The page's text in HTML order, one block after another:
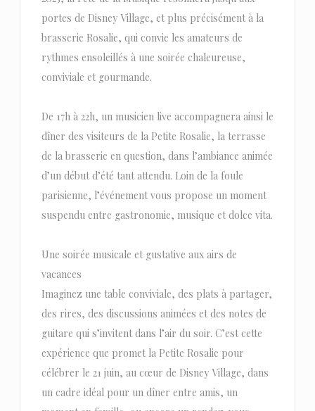
portes de Disney Village, et plus précisément à la
brasserie Rosalie, qui convie les amateurs de
rythmes ensoleillés à une soirée chaleureuse,
conviviale et gourmande.
De 17h à 22h, un musicien live accompagnera ainsi le
dîner des visiteurs de la Petite Rosalie, la terrasse
de la brasserie en question, dans l’ambiance animée
d’un début d’été tant attendu. Loin de la foule
parisienne, l’événement vous propose un moment
suspendu entre gastronomie, musique et dolce vita.
Une soirée musicale et gustative aux airs de
vacances
Imaginez une table conviviale, des plats à partager,
des rires, des discussions animées et des notes de
guitare qui s’invitent dans l’air du soir. C’est cette
expérience que promet la Petite Rosalie pour
célébrer le 21 juin, au cœur de Disney Village, dans
un cadre idéal pour un dîner entre amis, un